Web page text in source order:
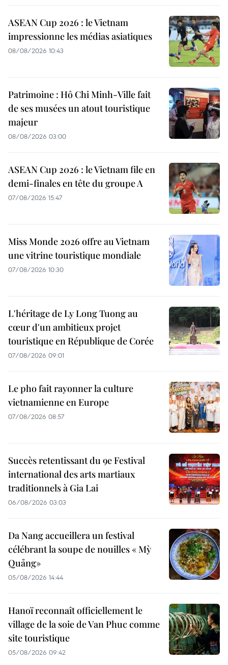
ASEAN Cup 2026 : le Vietnam
impressionne les médias asiatiques
08/08/2026 10:43
Patrimoine : Hô Chi Minh-Ville fait
de ses musées un atout touristique
majeur
08/08/2026 03:00
ASEAN Cup 2026 : le Vietnam file en
demi-finales en tête du groupe A
07/08/2026 15:47
Miss Monde 2026 offre au Vietnam
une vitrine touristique mondiale
07/08/2026 10:30
L'héritage de Ly Long Tuong au
cœur d'un ambitieux projet
touristique en République de Corée
07/08/2026 09:01
Le pho fait rayonner la culture
vietnamienne en Europe
07/08/2026 08:57
Succès retentissant du 9e Festival
international des arts martiaux
traditionnels à Gia Lai
06/08/2026 03:03
Da Nang accueillera un festival
célébrant la soupe de nouilles « Mỳ
Quảng»
05/08/2026 14:44
Hanoï reconnaît officiellement le
village de la soie de Van Phuc comme
site touristique
05/08/2026 09:42